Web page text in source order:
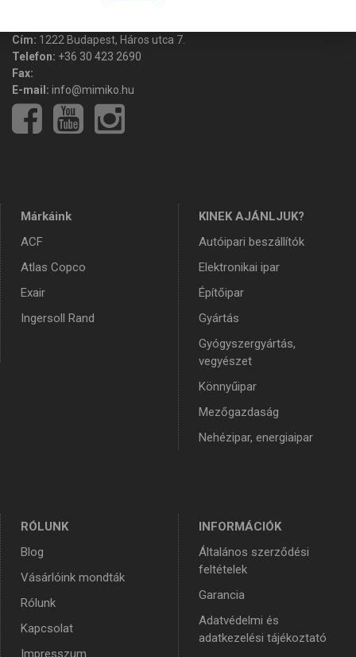
Cím: 1222 Budapest, Háros utca 7.
Telefon: +36 30 423 2690
Fax:
E-mail: info@mimiko.hu
Márkáink
ACF
Atlas Copco
Exair
Ingersoll Rand
KINEK AJÁNLJUK?
Autóipari beszállítók
Elektronikai ipar
Építőipar
Gyártás
Gyógyszergyártás,
vegyészet
Könnyűipar
Mezőgazdaság
Nehézipar, energiaipar
RÓLUNK
Blog
Vásárlóink mondták
Rólunk
Kapcsolat
Impresszum
INFORMÁCIÓK
Általános szerződési
feltételek
Garancia
Adatvédelmi és
adatkezelési tájékoztató